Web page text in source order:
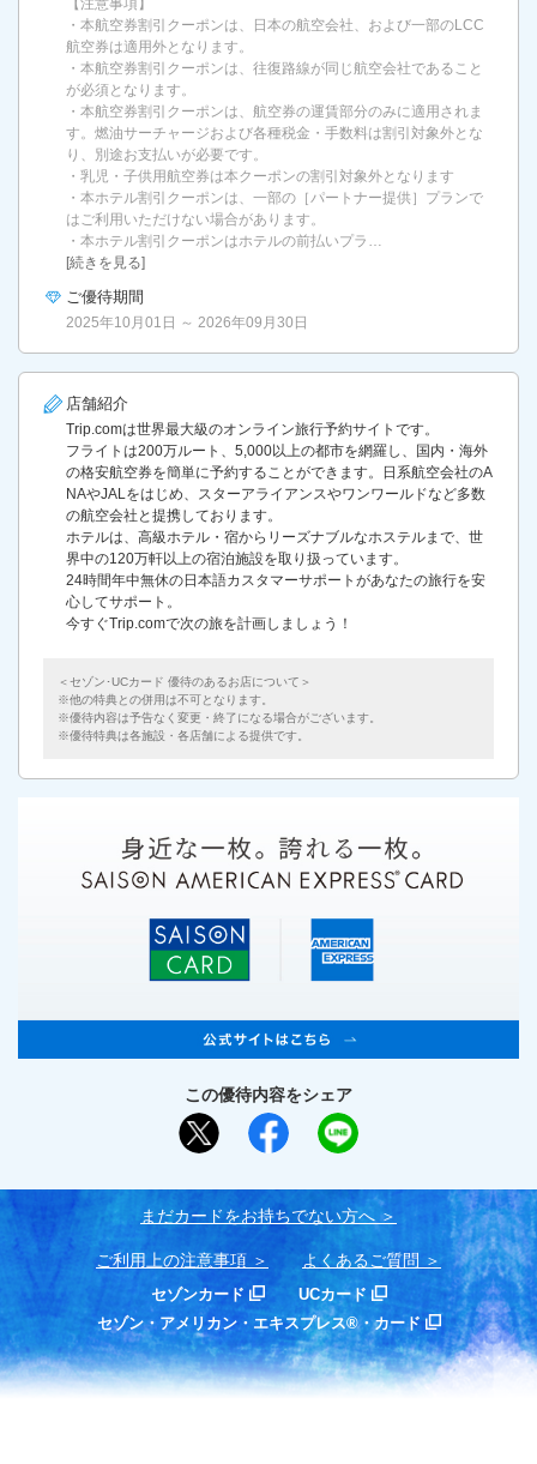
・本航空券割引クーポンは、日本の航空会社、および一部のLCC
航空券は適用外となります。
・本航空券割引クーポンは、往復路線が同じ航空会社であること
が必須となります。
・本航空券割引クーポンは、航空券の運賃部分のみに適用されま
す。燃油サーチャージおよび各種税金・手数料は割引対象外とな
り、別途お支払いが必要です。
・乳児・子供用航空券は本クーポンの割引対象外となります
・本ホテル割引クーポンは、一部の［パートナー提供］プランで
はご利用いただけない場合があります。
・本ホテル割引クーポンはホテルの前払いプラ…
[続きを見る]
ご優待期間
2025年10月01日 ～ 2026年09月30日
店舗紹介
Trip.comは世界最大級のオンライン旅行予約サイトです。
フライトは200万ルート、5,000以上の都市を網羅し、国内・海外
の格安航空券を簡単に予約することができます。日系航空会社のA
NAやJALをはじめ、スターアライアンスやワンワールドなど多数
の航空会社と提携しております。
ホテルは、高級ホテル・宿からリーズナブルなホステルまで、世
界中の120万軒以上の宿泊施設を取り扱っています。
24時間年中無休の日本語カスタマーサポートがあなたの旅行を安
心してサポート。
今すぐTrip.comで次の旅を計画しましょう！
＜セゾン･UCカード 優待のあるお店について＞
他の特典との併用は不可となります。
優待内容は予告なく変更・終了になる場合がございます。
優待特典は各施設・各店舗による提供です。
この優待内容をシェア
まだカードをお持ちでない⽅へ
ご利用上の注意事項 よくあるご質問
セゾンカード
UCカード
セゾン・アメリカン・エキスプレス®・カード